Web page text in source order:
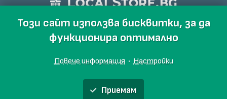
Този сайт използва бисквитки, за да
функционира оптимално
Повече информация · Настройки
Приемам